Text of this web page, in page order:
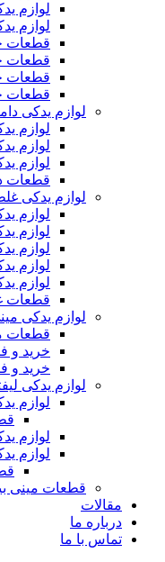
لوازم یدکی جرثقیل
لوازم یدکی جرثقیل
قطعات جرثقیل
قطعات جرثقیل
قطعات جرثقیل
قطعات جرثقیل
لوازم یدکی دامپتراک
لوازم یدکی دامپتراک
لوازم یدکی
لوازم یدکی
قطعات دامپتراک
لوازم یدکی غلطک
لوازم یدکی غلطک
لوازم یدکی غلطک
لوازم یدکی غلطک
لوازم یدکی غلطک
لوازم یدکی غلطک
قطعات غلطک هپکو
لوازم یدکی مینی لودر
قطعات مینی لودر
خرید و فروش
خرید و فروش
لوازم یدکی لیفتراک
لوازم یدکی
قطعات
لوازم یدکی
لوازم یدکی لیفتراک
قطعات
قطعات مینی بیل مکانیکی
ما
با ما